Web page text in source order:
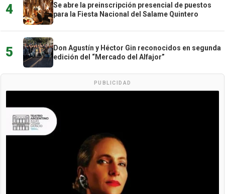
4
Se abre la preinscripción presencial de puestos
para la Fiesta Nacional del Salame Quintero
5
Don Agustín y Héctor Gin reconocidos en segunda
edición del “Mercado del Alfajor”
PUBLICIDAD